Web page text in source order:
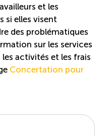
en ligne
INFOLETTRE
NOUVELLES
et les
si elles visent
des problématiques
sur les services
activités et les frais
Concertation pour